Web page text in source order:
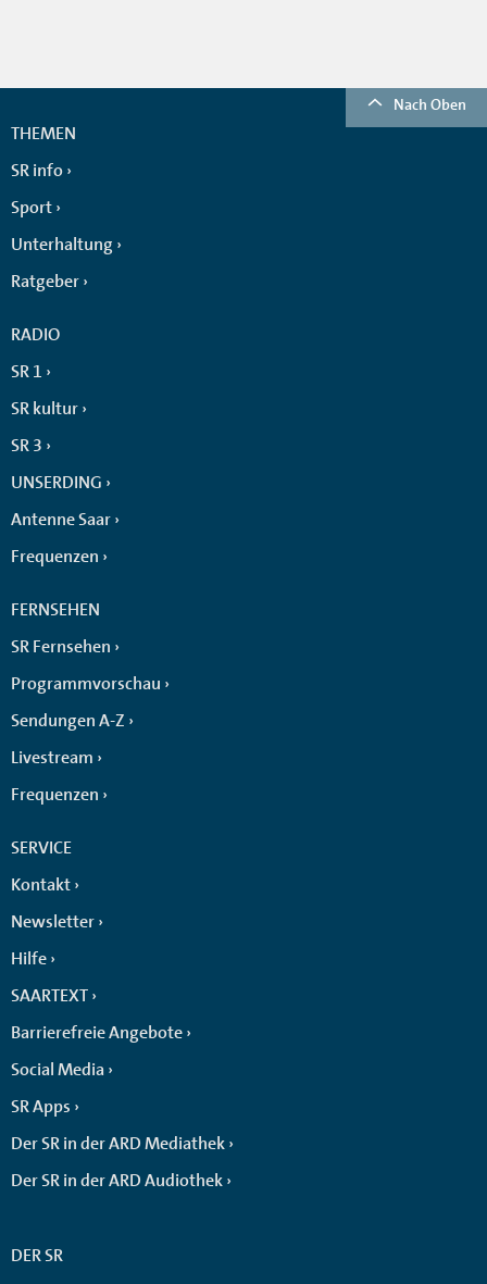
Nach Oben
THEMEN
SR info
Sport
Unterhaltung
Ratgeber
RADIO
SR 1
SR kultur
SR 3
UNSERDING
Antenne Saar
Frequenzen
FERNSEHEN
SR Fernsehen
Programmvorschau
Sendungen A-Z
Livestream
Frequenzen
SERVICE
Kontakt
Newsletter
Hilfe
SAARTEXT
Barrierefreie Angebote
Social Media
SR Apps
Der SR in der ARD Mediathek
Der SR in der ARD Audiothek
DER SR